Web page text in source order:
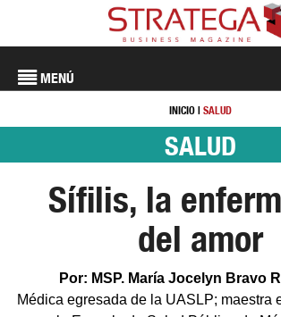
MENÚ
INICIO | SALUD
SALUD
Sífilis, la
del amor
Por: MSP. María Jocelyn Bravo
Médica egresada de la UASLP; maestra